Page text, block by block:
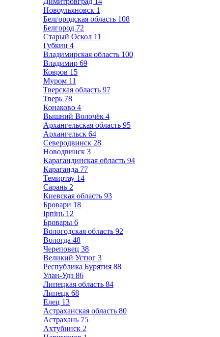
Новоульяновск 1
Белгородская область 108
Белгород 72
Старый Оскол 11
Губкин 4
Владимирская область 100
Владимир 69
Ковров 15
Муром 11
Тверская область 97
Тверь 78
Конаково 4
Вышний Волочёк 4
Архангельская область 95
Архангельск 64
Северодвинск 28
Новодвинск 3
Карагандинская область 94
Караганда 77
Темиртау 14
Сарань 2
Киевская область 93
Бровари 18
Ірпінь 12
Бровары 6
Вологодская область 92
Вологда 48
Череповец 38
Великий Устюг 3
Республика Бурятия 88
Улан-Удэ 86
Липецкая область 84
Липецк 68
Елец 13
Астраханская область 80
Астрахань 75
Ахтубинск 2